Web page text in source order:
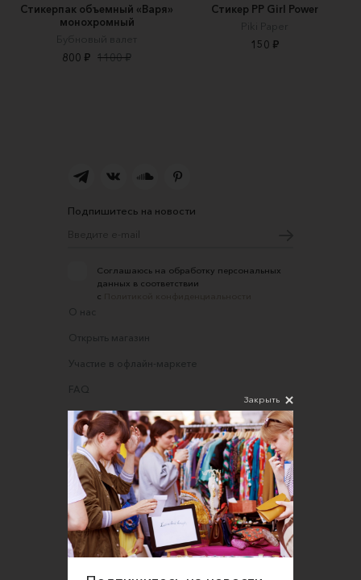
Стикерпак объемный «Варя»
монохромный
Бубновый валет
800 ₽ 1100 ₽
Стикер РР Girl Power
Piki Paper
150 ₽
Подпишитесь на новости
Соглашаюсь на обработку персональных
данных в соответствии
с
О нас
Открыть магазин
Участие в офлайн-маркете
FAQ
Требования к фотографиям
Обратная связь
Соглашение об оказании услуг
Правила сайта
Оферта для продавцов
Оферта для покупателей
Закрыть